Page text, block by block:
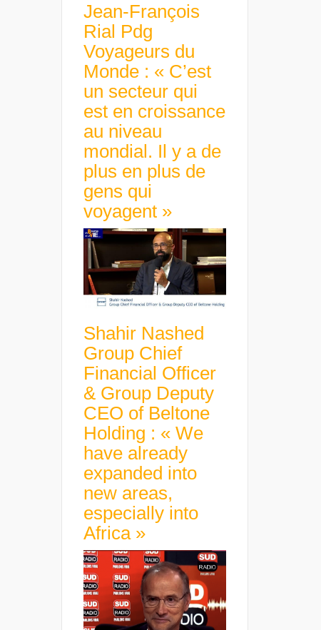
Jean-François
Rial Pdg
Voyageurs du
Monde : « C’est
un secteur qui
est en croissance
au niveau
mondial. Il y a de
plus en plus de
gens qui
voyagent »
Shahir Nashed
Group Chief
Financial Officer
& Group Deputy
CEO of Beltone
Holding : « We
have already
expanded into
new areas,
especially into
Africa »